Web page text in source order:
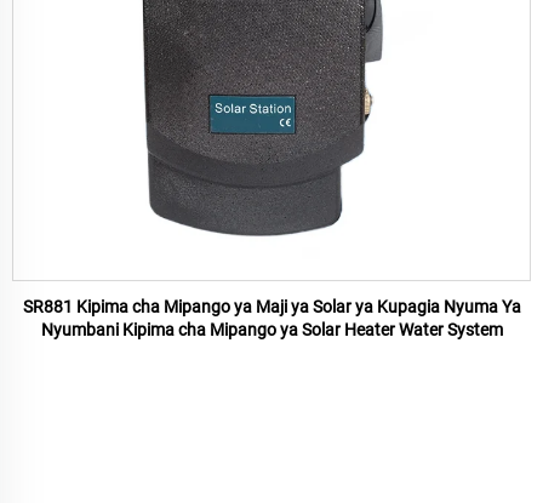
SR881 Kipima cha Mipango ya Maji ya Solar ya Kupagia Nyuma Ya
Nyumbani Kipima cha Mipango ya Solar Heater Water System